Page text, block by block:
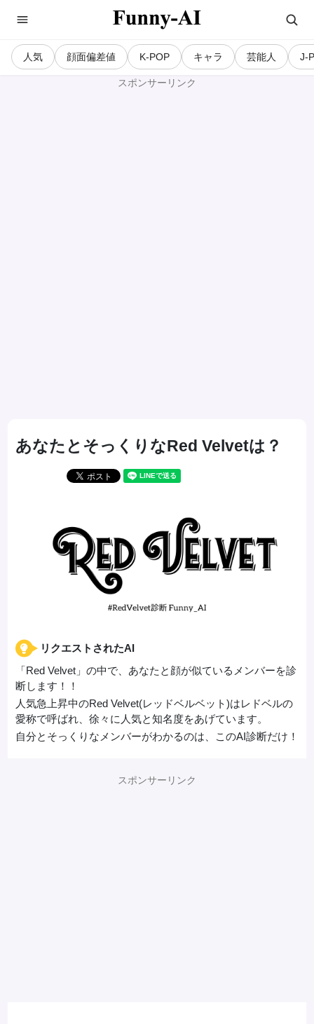
人気 顔面偏差値 K-POP キャラ 芸能人 J-
スポンサーリンク
あなたとそっくりなRed Velvetは？
リクエストされたAI
「Red Velvet」の中で、あなたと顔が似ているメンバーを診
断します！！
人気急上昇中のRed Velvet(レッドベルベット)はレドベルの
愛称で呼ばれ、徐々に人気と知名度をあげています。
自分とそっくりなメンバーがわかるのは、このAI診断だけ！
スポンサーリンク